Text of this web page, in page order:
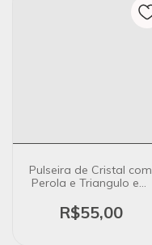
Pulseira de Cristal com
Perola e Triangulo em
R$55,00